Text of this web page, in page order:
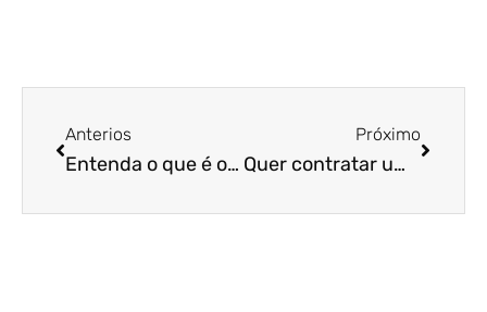
Anterios
Entenda o que é o “golpe do amor” e leia mais sobre a advertência da RF a respeito desse crime!
Próximo
Quer contratar um novo funcionário e não sabe como proceder? Acesse o artigo e saiba o que é necessário!